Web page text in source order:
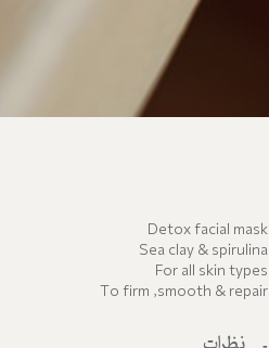
Detox facial mask
Sea clay & spirulina
For all skin types
To firm ,smooth & repair